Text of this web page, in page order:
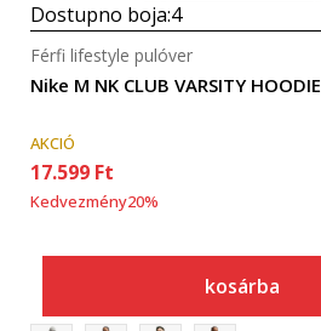
Dostupno boja:4
Nike M NK CLUB VARSITY HOODIE
Férfi lifestyle pulóver
AKCIÓ
17.599 Ft
Kedvezmény20%
kosárba